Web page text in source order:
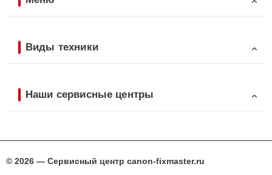
Виды техники
Наши сервисные центры
© 2026 — Сервисный центр canon-fixmaster.ru